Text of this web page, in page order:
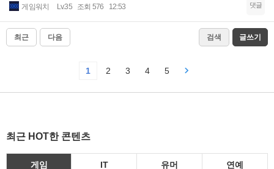
게임워치 Lv.35 조회 576 12:53 댓글
최근 다음 검색 글쓰기
1 2 3 4 5
최근 HOT한 콘텐츠
게임 IT 유머 연예